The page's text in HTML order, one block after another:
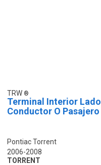
TRW
Terminal Interior Lado
Conductor O Pasajero
Pontiac Torrent
2006-2008
TORRENT